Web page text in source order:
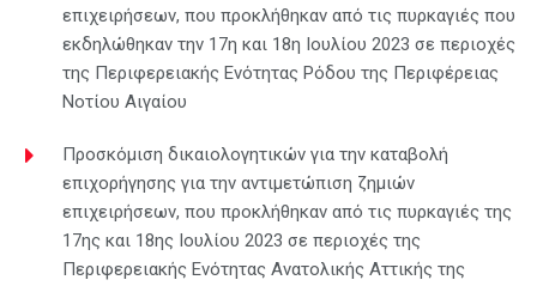
επιχειρήσεων, που προκλήθηκαν από τις πυρκαγιές που
εκδηλώθηκαν την 17η και 18η Ιουλίου 2023 σε περιοχές
της Περιφερειακής Ενότητας Ρόδου της Περιφέρειας
Νοτίου Αιγαίου
Προσκόμιση δικαιολογητικών για την καταβολή
επιχορήγησης για την αντιμετώπιση ζημιών
επιχειρήσεων, που προκλήθηκαν από τις πυρκαγιές της
17ης και 18ης Ιουλίου 2023 σε περιοχές της
Περιφερειακής Ενότητας Ανατολικής Αττικής της